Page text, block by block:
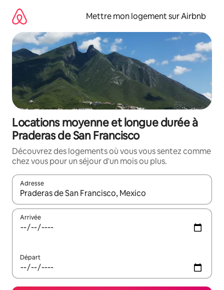
directement
contenu
Mettre mon logement sur Airbnb
Locations moyenne et longue durée à
Praderas de San Francisco
Découvrez des logements où vous vous sentez comme
chez vous pour un séjour d'un mois ou plus.
Adresse
Lorsque les résultats s'affichent, utilisez les flèches vers le
Arrivée
Départ